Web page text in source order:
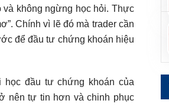
và không ngừng học hỏi. Thực
Chính vì lẽ đó mà trader cần
để đầu tư chứng khoán hiệu
học đầu tư chứng khoán của
nên tự tin hơn và chinh phục